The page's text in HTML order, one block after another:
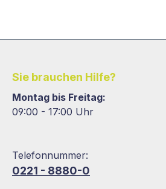
Sie brauchen Hilfe?
Montag bis Freitag:
09:00 - 17:00 Uhr
Telefonnummer:
0221 - 8880-0